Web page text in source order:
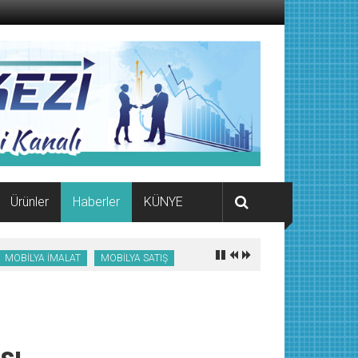
Ürünler Haberler KÜNYE
MOBİLYA İMALAT MOBİLYA SATIŞ